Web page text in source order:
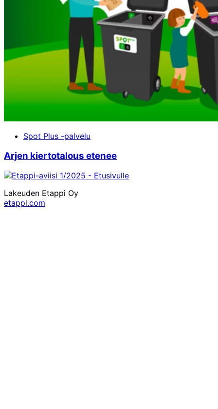
Spot Plus -palvelu
Arjen kiertotalous etenee
Lakeuden Etappi Oy
etappi.com